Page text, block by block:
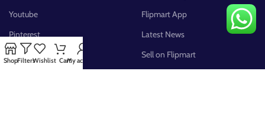
Youtube
Pinterest
FB Group
Flipmart App
Latest News
Sell on Flipmart
ShopFiltersWishlist CartMy account